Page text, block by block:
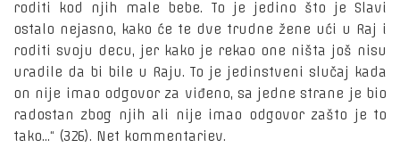
roditi kod njih male bebe. To je jedino što je Slavi
ostalo nejasno, kako će te dve trudne žene ući u Raj i
roditi svoju decu, jer kako je rekao one ništa još nisu
uradile da bi bile u Raju. To je jedinstveni slučaj kada
on nije imao odgovor za viđeno, sa jedne strane je bio
radostan zbog njih ali nije imao odgovor zašto je to
tako...“ (326). Net kommentariev.